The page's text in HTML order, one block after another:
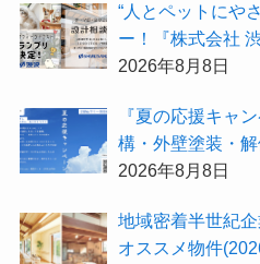
“人とペットにや
ー！『株式会社
が選出されまし
2026年8月8日
『夏の応援キャ
構・外壁塗装・
探すなら『街の
2026年8月8日
地域密着半世紀
オススメ物件